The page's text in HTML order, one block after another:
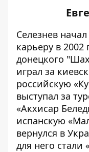
Селезнев
карьеру в 2002
донецкого
играл за
российскую
выступал за
«Акхисар
испанскую
вернулся в
для него стали